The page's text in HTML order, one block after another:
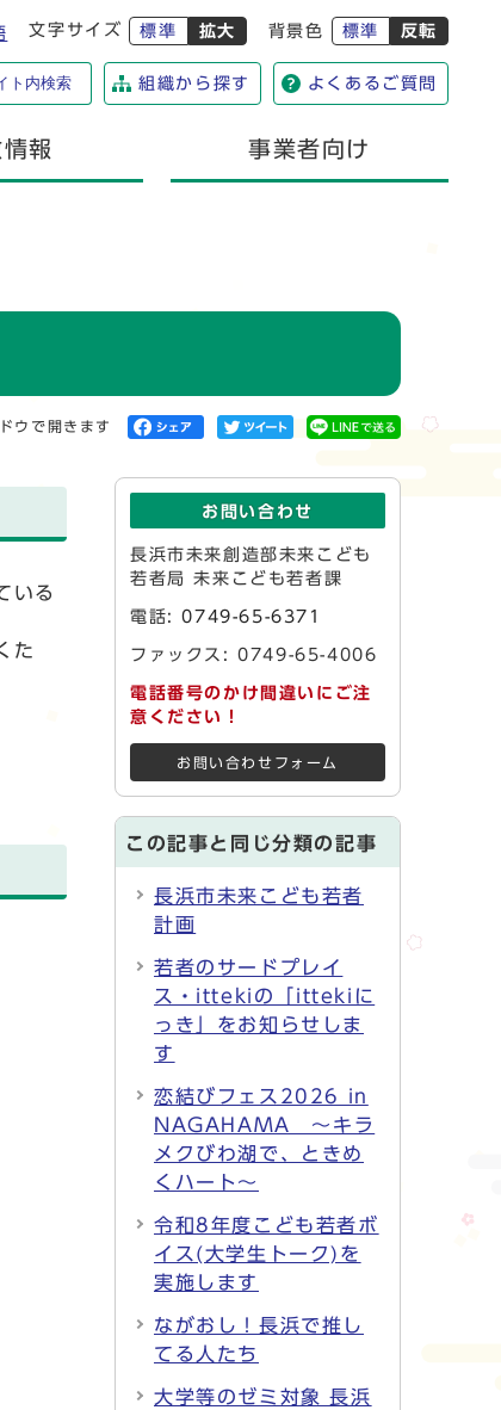
文字サイズ 標準 拡大 背景色 標準 反転
ト内検索 組織から探す よくあるご質問
報 事業者向け
ウで開きます
いる
た
お問い合わせ
長浜市未来創造部未来こども
若者局 未来こども若者課
電話:0749-65-6371
ファックス: 0749-65-4006
電話番号のかけ間違いにご注
意ください！
お問い合わせフォーム
この記事と同じ分類の記事
長浜市未来こども若者
計画
若者のサードプレイ
ス・ittekiの「ittekiに
っき」をお知らせしま
す
恋結びフェス2026 in
NAGAHAMA ～キラ
メクびわ湖で、ときめ
くハート～
令和8年度こども若者ボ
イス(大学生トーク)を
実施します
ながおし！長浜で推し
てる人たち
大学等のゼミ対象 長浜